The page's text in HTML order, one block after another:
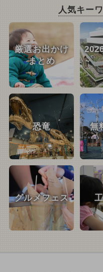
人気キー
厳選お出かけ
まとめ
恐竜 無
グルメフェス